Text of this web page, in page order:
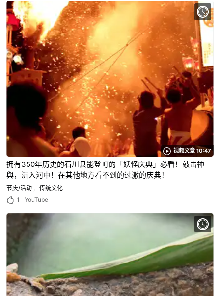
视频文章 10:47
拥有350年历史的石川县能登町的「妖怪庆典」必看！敲击神
舆，沉入河中！在其他地方看不到的过激的庆典！
节庆/活动
传统文化
1
YouTube